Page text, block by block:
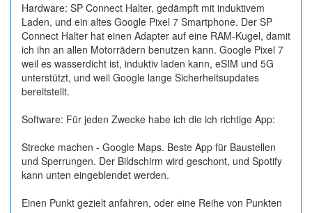
Hardware: SP Connect Halter, gedämpft mit induktivem
Laden, und ein altes Google Pixel 7 Smartphone. Der SP
Connect Halter hat einen Adapter auf eine RAM-Kugel, damit
ich ihn an allen Motorrädern benutzen kann. Google Pixel 7
weil es wasserdicht ist, induktiv laden kann, eSIM und 5G
unterstützt, und weil Google lange Sicherheitsupdates
bereitstellt.
Software: Für jeden Zwecke habe ich die ich richtige App:
Strecke machen - Google Maps. Beste App für Baustellen
und Sperrungen. Der Bildschirm wird geschont, und Spotify
kann unten eingeblendet werden.
Einen Punkt gezielt anfahren, oder eine Reihe von Punkten